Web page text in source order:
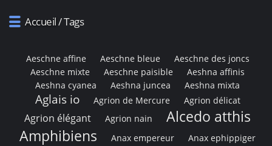
Accueil/ Tags
Aeschne affine Aeschne bleue
Aeschne des joncs
Aeschne mixte
Aeschne paisible
Aeshna affinis
Aeshna cyanea
Aeshna juncea Aeshna mixta
Aglais io Agrion de Mercure Agrion délicat
Agrion élégant Agrion nain
Alcedo atthis
Amphibiens
Anax empereur
Anax ephippiger